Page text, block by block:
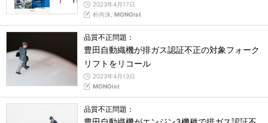
2023年4月17日
朴尚洙, MONOist
品質不正問題：
豊田自動織機が排ガス認証不正の対象フォーク
リフトをリコール
2023年4月13日
MONOist
品質不正問題：